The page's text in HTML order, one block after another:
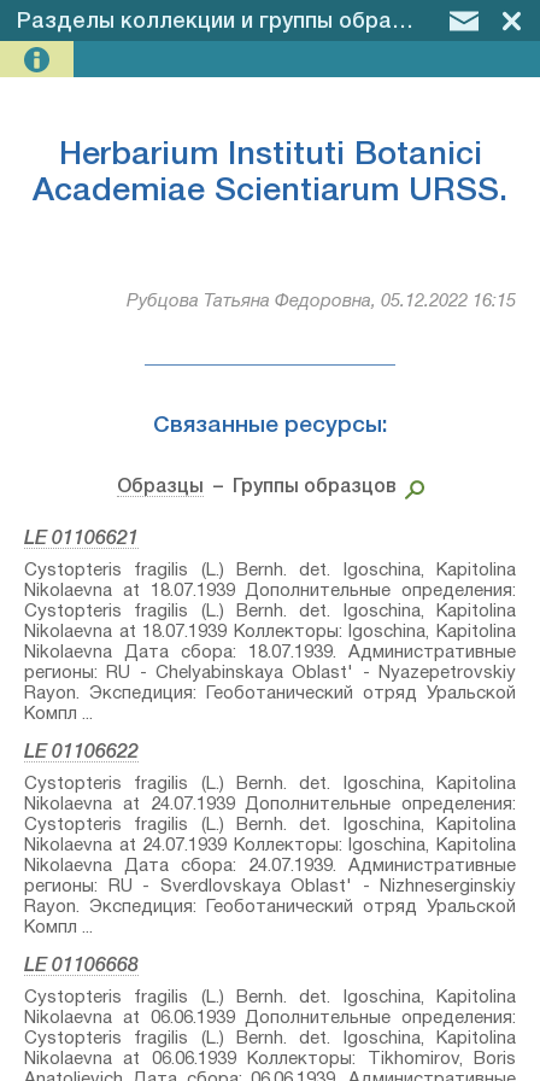
Разделы коллекции и группы образцов –
Herbarium Instituti Botanici
Academiae Scientiarum URSS.
Рубцова Татьяна Федоровна, 05.12.2022 16:15
Связанные ресурсы:
Образцы – Группы образцов
LE 01106621
Cystopteris fragilis (L.) Bernh.⁣ det. Igoschina, Kapitolina
Nikolaevna at 18.07.1939 Дополнительные определения:
Cystopteris fragilis (L.) Bernh.⁣ det. Igoschina, Kapitolina
Nikolaevna at 18.07.1939 Коллекторы: Igoschina, Kapitolina
Nikolaevna Дата сбора: 18.07.1939. Административные
регионы: RU - Chelyabinskaya Oblast' - Nyazepetrovskiy
Rayon. Экспедиция: Геоботанический отряд Уральской
Компл ...
LE 01106622
Cystopteris fragilis (L.) Bernh.⁣ det. Igoschina, Kapitolina
Nikolaevna at 24.07.1939 Дополнительные определения:
Cystopteris fragilis (L.) Bernh.⁣ det. Igoschina, Kapitolina
Nikolaevna at 24.07.1939 Коллекторы: Igoschina, Kapitolina
Nikolaevna Дата сбора: 24.07.1939. Административные
регионы: RU - Sverdlovskaya Oblast' - Nizhneserginskiy
Rayon. Экспедиция: Геоботанический отряд Уральской
Компл ...
LE 01106668
Cystopteris fragilis (L.) Bernh.⁣ det. Igoschina, Kapitolina
Nikolaevna at 06.06.1939 Дополнительные определения:
Cystopteris fragilis (L.) Bernh.⁣ det. Igoschina, Kapitolina
Nikolaevna at 06.06.1939 Коллекторы: Tikhomirov, Boris